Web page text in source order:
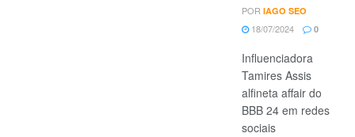
POR IAGO SEO
18/07/2024 0
Influenciadora
Tamires Assis
alfineta affair do
BBB 24 em redes
sociais